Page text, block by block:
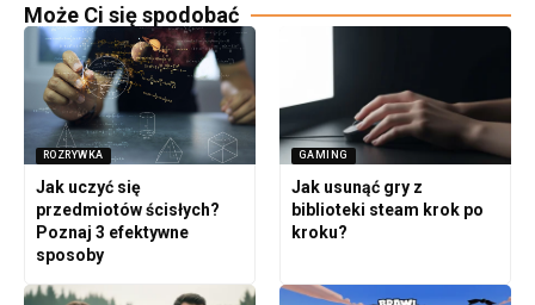
Może Ci się spodobać
ROZRYWKA
Jak uczyć się
przedmiotów ścisłych?
Poznaj 3 efektywne
sposoby
GAMING
Jak usunąć gry z
biblioteki steam krok po
kroku?